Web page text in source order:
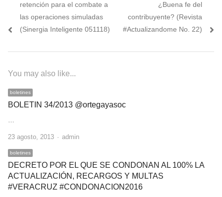
entradas
post:
retención para el combate a
las operaciones simuladas
(Sinergia Inteligente 051118)
¿Buena fe del
contribuyente? (Revista
#Actualizandome No. 22)
You may also like...
boletines
BOLETIN 34/2013 @ortegayasoc
23 agosto, 2013 Author
admin
boletines
DECRETO POR EL QUE SE CONDONAN AL 100% LA
ACTUALIZACIÓN, RECARGOS Y MULTAS
#VERACRUZ #CONDONACION2016